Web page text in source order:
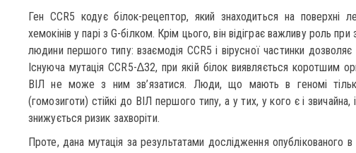
Ген CCR5 кодує білок-рецептор, який знаходиться на поверхні
хемокінів у парі з G-білком. Крім цього, він відіграє важливу роль
людини першого типу: взаємодія CCR5 і вірусної частинки
Існуюча мутація CCR5-∆32, при якій білок виявляється коротшим
ВІЛ не може з ним зв’язатися. Люди, що мають в геномі
(гомозиготи) стійкі до ВІЛ першого типу, а у тих, у кого є і звичайна,
знижується ризик захворіти.
Проте, дана мутація за результатами дослідження опублікованого